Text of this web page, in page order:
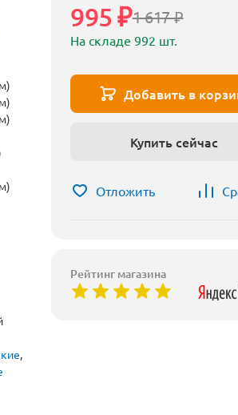
,
1 617 ₽
995 ₽
На складе 992 шт.
Добавить в
Купить сейчас
Отложить
Рейтинг магазина